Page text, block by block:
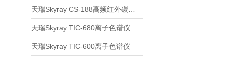
天瑞Skyray TIC-680离子色谱仪
天瑞Skyray TIC-600离子色谱仪